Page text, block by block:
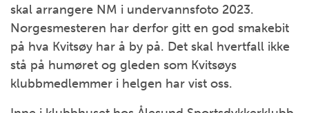
skal arrangere NM i undervannsfoto 2023.
Norgesmesteren har derfor gitt en god smakebit
på hva Kvitsøy har å by på. Det skal hvertfall ikke
stå på humøret og gleden som Kvitsøys
klubbmedlemmer i helgen har vist oss.